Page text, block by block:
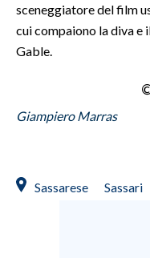
sceneggiatore del film
cui compaiono la diva
Gable.
Giampiero Marras
Sassarese Sassari